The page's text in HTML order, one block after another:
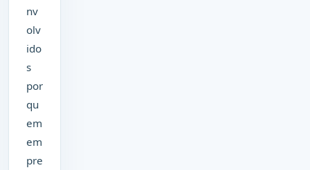
nv
olv
ido
s
por
qu
em
em
pre